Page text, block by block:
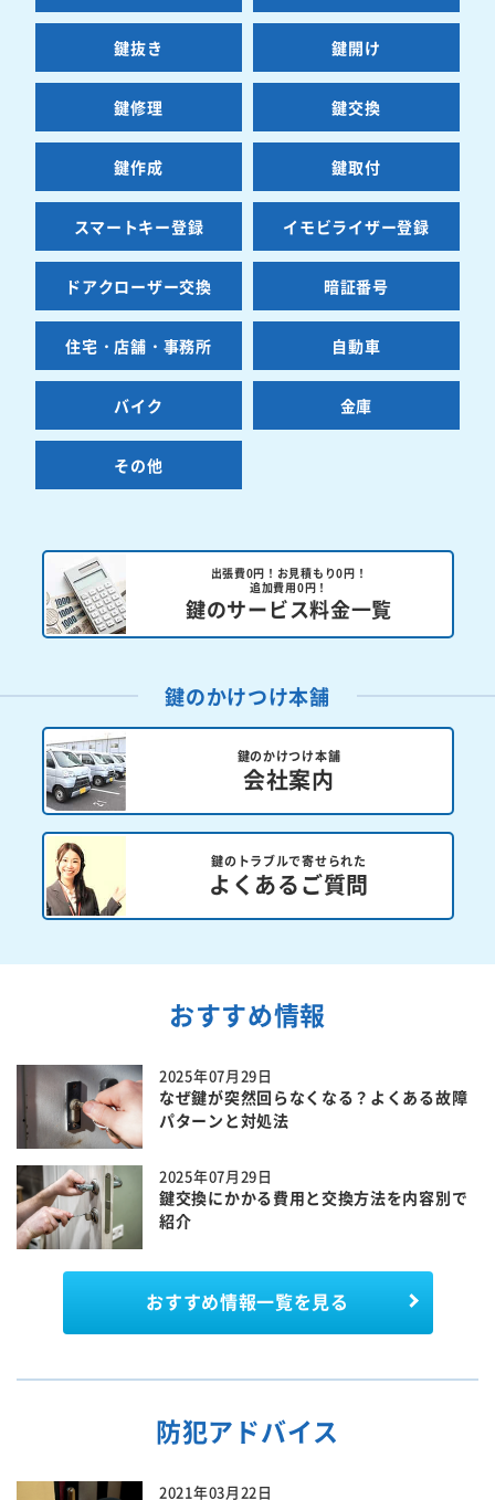
鍵抜き 鍵開け
鍵修理 鍵交換
鍵作成 鍵取付
スマートキー登録 イモビライザー登録
ドアクローザー交換 暗証番号
住宅・店舗・事務所 自動車
バイク 金庫
その他
出張費0円！お見積もり0円！
追加費用0円！
鍵のサービス料金一覧
鍵のかけつけ本舗
鍵のかけつけ本舗
会社案内
鍵のトラブルで寄せられた
よくあるご質問
おすすめ情報
2025年07月29日
なぜ鍵が突然回らなくなる？よくある故障
パターンと対処法
2025年07月29日
鍵交換にかかる費用と交換方法を内容別で
紹介
おすすめ情報一覧を見る
防犯アドバイス
2021年03月22日